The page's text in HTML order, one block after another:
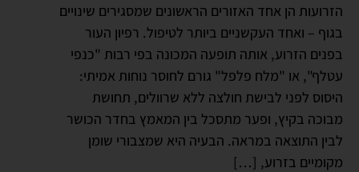
הזרועות הן אחד האזורים הראשונים שמסגירים שינויים
בגוף – ואחד העקשניים ביותר לטיפול. רפיון העור
בפנים הזרוע, אותה תופעה המכונה בפי רבות "כנפי
עטלף", או "מלח פלפל" גורם לחוסר נוחות אמיתי:
היסוס לפני לבישת חולצה ללא שרוולים, תחושת
מבוכה בקיץ, ופער מתסכל בין המאמץ בחדר הכושר
לבין התוצאה במראה. הבעיה היא שמצבורי שומן
מקומיים בזרוע, […]